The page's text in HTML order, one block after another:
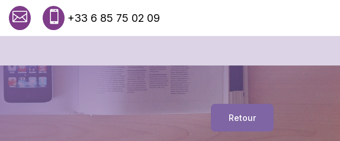
  +33 6 85 75 02 09
Retour